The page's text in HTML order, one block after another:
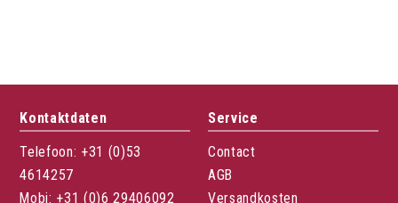
Kontaktdaten
Telefoon: +31 (0)53
4614257
Mobi: +31 (0)6 29406092
Service
Contact
AGB
Versandkosten